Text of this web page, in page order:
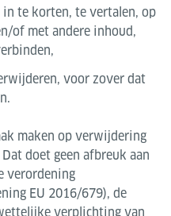
te korten, te vertalen, op
of met andere inhoud,
voor zover dat
maken op verwijdering
doet geen afbreuk aan
verordening
EU 2016/679), de
verplichting van